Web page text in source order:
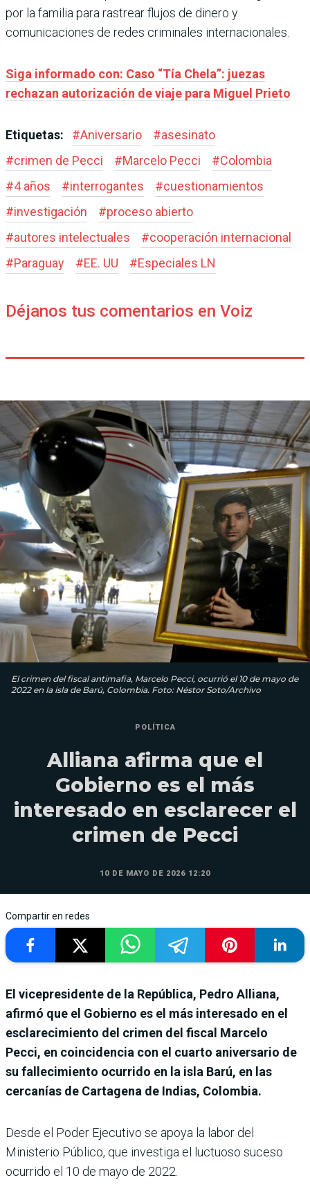
por la familia para rastrear flujos de dinero y
comunicaciones de redes criminales internacionales.
Siga informado con: Caso “Tía Chela”: juezas
rechazan autorización de viaje para Miguel Prieto
Etiquetas: #Aniversario #asesinato
#crimen de Pecci #Marcelo Pecci #Colombia
#4 años #interrogantes #cuestionamientos
#investigación #proceso abierto
#autores intelectuales #cooperación internacional
#Paraguay #EE. UU #Especiales LN
Déjanos tus comentarios en Voiz
El crimen del fiscal antimafia, Marcelo Pecci, ocurrió el 10 de mayo de
2022 en la isla de Barú, Colombia. Foto: Néstor Soto/Archivo
POLÍTICA
Alliana afirma que el
Gobierno es el más
interesado en esclarecer el
crimen de Pecci
10 DE MAYO DE 2026 12:20
Compartir en redes
El vicepresidente de la República, Pedro Alliana,
afirmó que el Gobierno es el más interesado en el
esclarecimiento del crimen del fiscal Marcelo
Pecci, en coincidencia con el cuarto aniversario de
su fallecimiento ocurrido en la isla Barú, en las
cercanías de Cartagena de Indias, Colombia.
Desde el Poder Ejecutivo se apoya la labor del
Ministerio Público, que investiga el luctuoso suceso
ocurrido el 10 de mayo de 2022.